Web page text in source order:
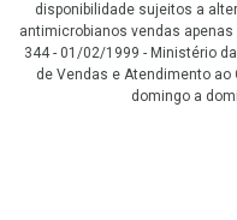
disponibilidade sujeitos a
antimicrobianos vendas
344 - 01/02/1999 - Ministério
de Vendas e Atendimento ao
domingo a